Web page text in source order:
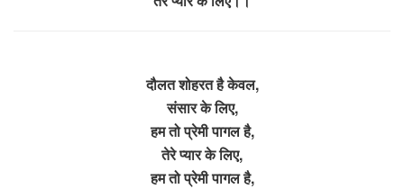
दौलत शोहरत है केवल,
संसार के लिए,
हम तो प्रेमी पागल है,
तेरे प्यार के लिए,
हम तो प्रेमी पागल है,